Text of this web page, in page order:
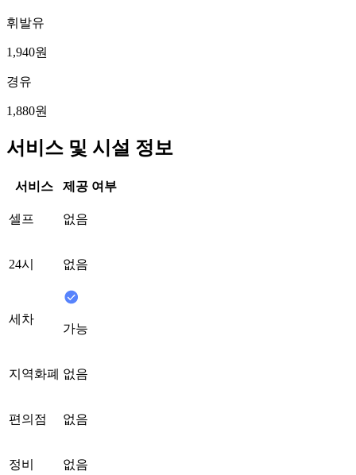
휘발유
1,940원
경유
1,880원
서비스 및 시설 정보
서비스 제공 여부
셀프 없음
24시 없음
세차
가능
지역화폐 없음
편의점 없음
정비 없음